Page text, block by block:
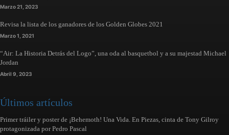
Marzo 21, 2023
Revisa la lista de los ganadores de los Golden Globes 2021
Marzo 1, 2021
“Air: La Historia Detrás del Logo”, una oda al basquetbol y a su majestad Michael
Jordan
Abril 9, 2023
Últimos artículos
Primer tráiler y poster de ¡Behemoth! Una Vida. En Piezas, cinta de Tony Gilroy
protagonizada por Pedro Pascal